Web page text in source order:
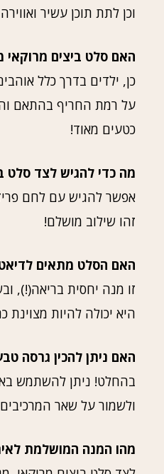
וכן לתת תוכן עשיר
האם סלט ביצים מרוקאי
כן, ילדים בדרך כלל
על רמת החריף בהתאם
כטעים מאוד!
מה כדי להגיש לצד סלט
אפשר להגיש עם לחם
זהו שילוב מושלם!
האם הסלט מתאים
זו מנה יחסית בריאה(!),
היא יכולה להיות
האם ניתן להכין גרסה
בהחלט! ניתן להשתמש
ולשמור על שאר
מהו המנה המושלמת